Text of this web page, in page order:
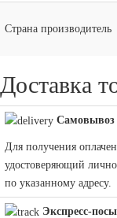
Страна производитель
Доставка
Для получения
удостоверяющий
по указанному адресу.
Экспресс-